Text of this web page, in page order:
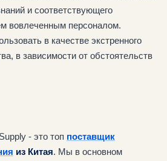
и соответствующего
вовлеченным персоналом.
в качестве экстренного
в зависимости от обстоятельств
- это топ поставщик
из Китая. Мы в основном